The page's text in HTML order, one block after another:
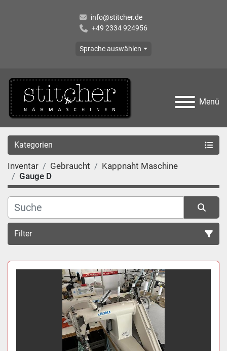
info@stitcher.de
+49 2334 924956
Sprache auswählen
Menü
Kategorien
Inventar Gebraucht
Kappnaht Maschine
Gauge D
Filter
Sortieren nach